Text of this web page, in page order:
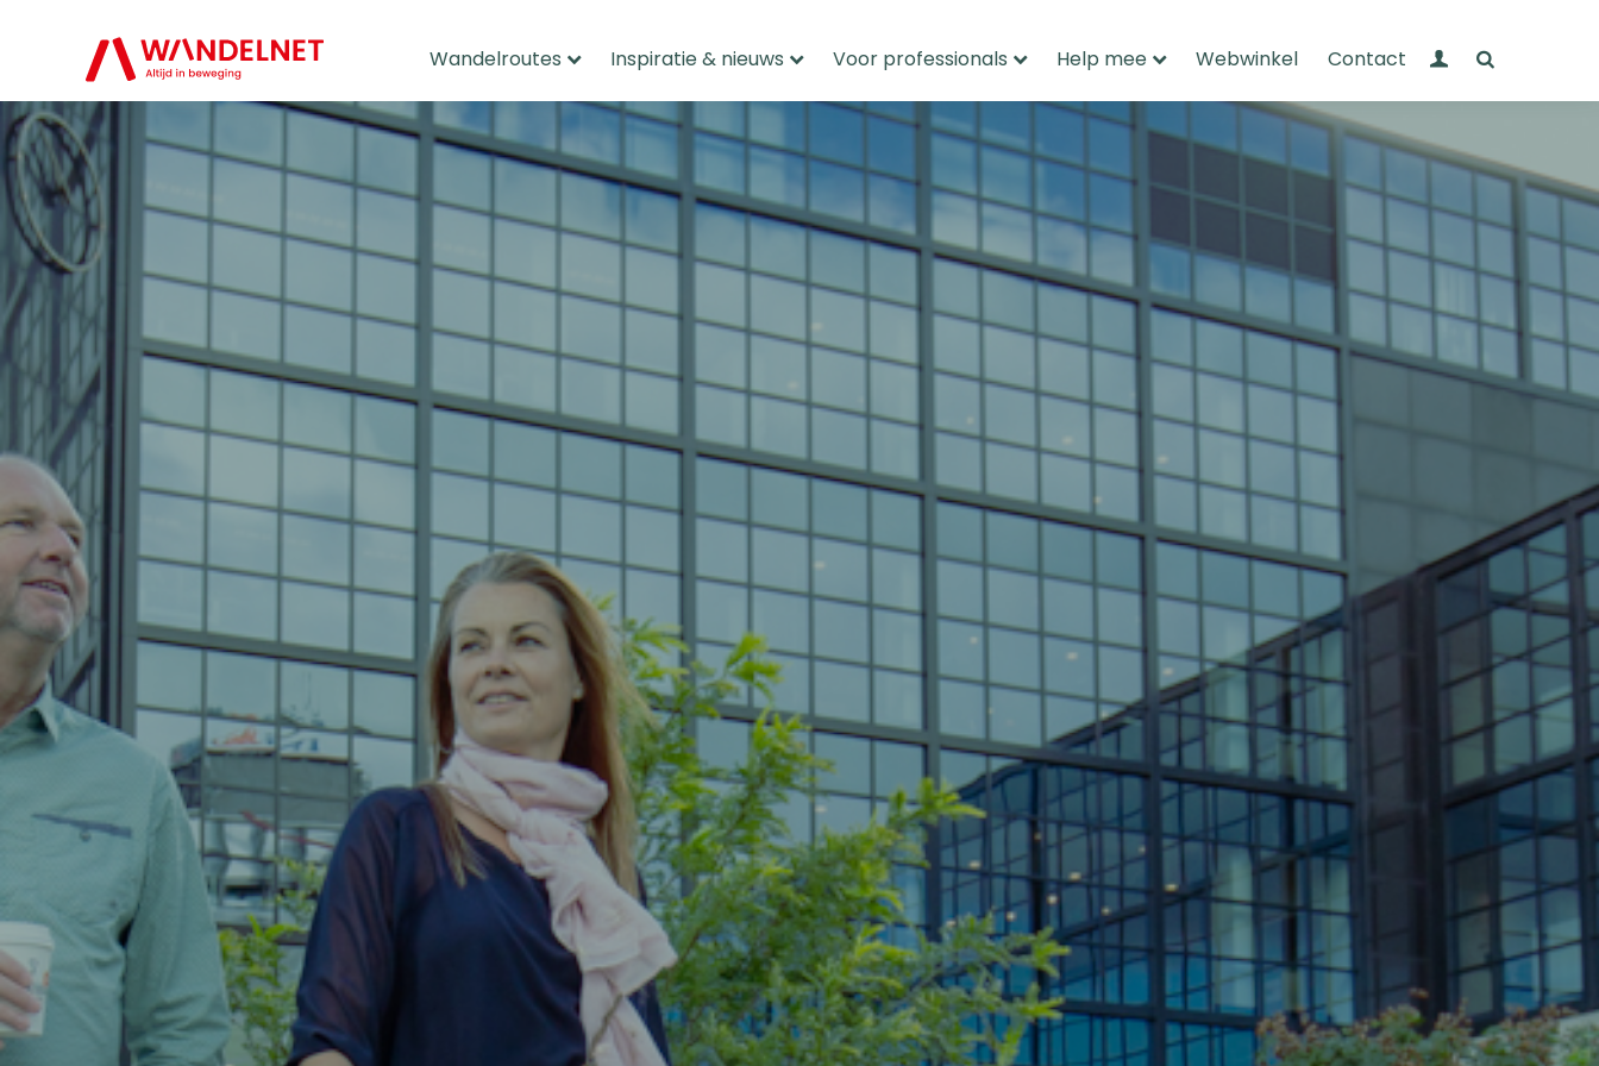
Wandelroutes Inspiratie & nieuws Voor professionals Help mee Webwinkel Contact Mijn Wandelnet